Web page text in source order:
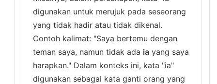
digunakan untuk merujuk pada seseorang
yang tidak hadir atau tidak dikenal.
Contoh kalimat: "Saya bertemu dengan
teman saya, namun tidak ada ia yang saya
harapkan." Dalam konteks ini, kata "ia"
digunakan sebagai kata ganti orang yang